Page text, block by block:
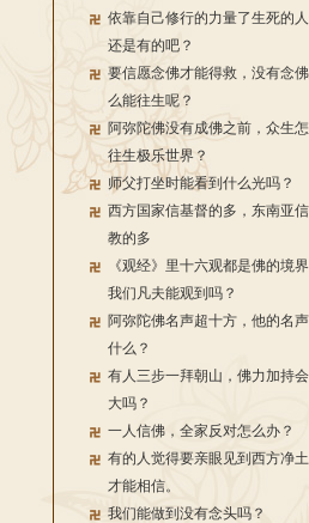
依靠自己修行的力量了生死的
还是有的吧？
要信愿念佛才能得救，没有念
么能往生呢？
阿弥陀佛没有成佛之前，众生
往生极乐世界？
师父打坐时能看到什么光吗？
西方国家信基督的多，东南亚
教的多
《观经》里十六观都是佛的境界
我们凡夫能观到吗？
阿弥陀佛名声超十方，他的名
什么？
有人三步一拜朝山，佛力加持
大吗？
一人信佛，全家反对怎么办？
有的人觉得要亲眼见到西方净土
才能相信。
我们能做到没有念头吗？